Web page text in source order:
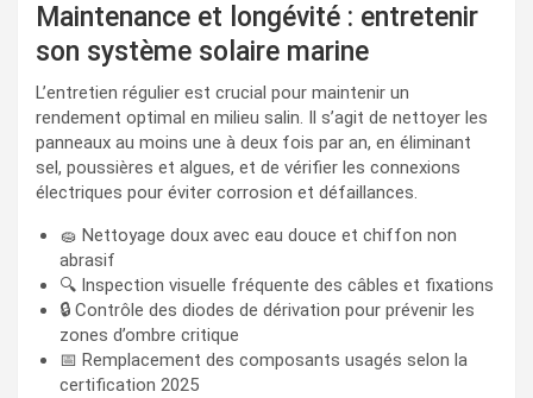
Maintenance et longévité : entretenir
son système solaire marine
L’entretien régulier est crucial pour maintenir un
rendement optimal en milieu salin. Il s’agit de nettoyer les
panneaux au moins une à deux fois par an, en éliminant
sel, poussières et algues, et de vérifier les connexions
électriques pour éviter corrosion et défaillances.
🧽 Nettoyage doux avec eau douce et chiffon non
abrasif
🔍 Inspection visuelle fréquente des câbles et fixations
🔒 Contrôle des diodes de dérivation pour prévenir les
zones d’ombre critique
📅 Remplacement des composants usagés selon la
certification 2025